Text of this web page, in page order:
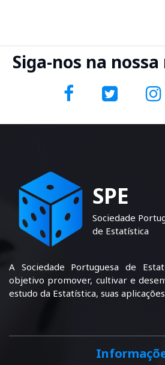
Siga-nos na
SPE
Sociedade
de Estatística
A Sociedade Portuguesa de
objetivo promover, cultivar e
estudo da Estatística, suas